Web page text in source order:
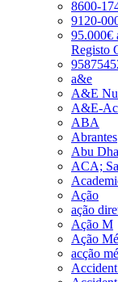
8600-
9120-
95.000€
Registo
a&e
A&E
A&E-
ABA
Abrantes
Abu
ACA;
Ação
ação
Ação M
Ação
acção